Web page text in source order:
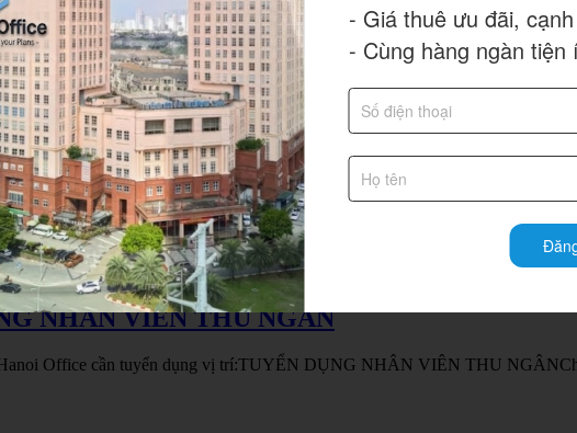
Office cần tuyển dụng vị trí:TUYỂN DỤNG NHÂN VIÊN TẠP VỤ
NHÂN VIÊN THU NGÂN
Office cần tuyển dụng vị trí:TUYỂN DỤNG NHÂN VIÊN THU
- Giá thuê ưu đãi,
- Cùng hàng ngàn tiện